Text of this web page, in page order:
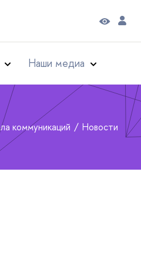
Наши медиа
коммуникаций Новости